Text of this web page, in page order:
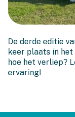
De derde editie
keer plaats in
hoe het verliep?
ervaring!